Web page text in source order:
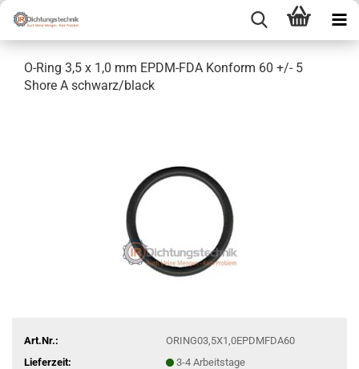
O-Ring 3,5 x 1,0 mm EPDM-FDA Konform 60 +/- 5
Shore A schwarz/black
Art.Nr.:
ORING03,5X1,0EPDMFDA60
Lieferzeit:
3-4 Arbeitstage